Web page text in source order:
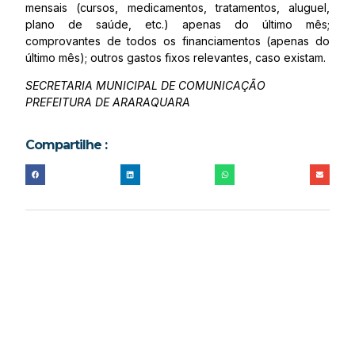
mensais (cursos, medicamentos, tratamentos, aluguel,
plano de saúde, etc.) apenas do último mês;
comprovantes de todos os financiamentos (apenas do
último mês); outros gastos fixos relevantes, caso existam.
SECRETARIA MUNICIPAL DE COMUNICAÇÃO
PREFEITURA DE ARARAQUARA
Compartilhe :